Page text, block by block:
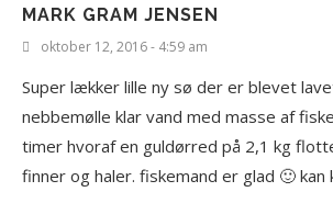
MARK GRAM JENSEN
oktober 12, 2016 - 4:59 am
Super lækker lille ny sø der er blevet
nebbemølle klar vand med masse af
timer hvoraf en guldørred på 2,1 kg
finner og haler. fiskemand er glad 🙂 kan